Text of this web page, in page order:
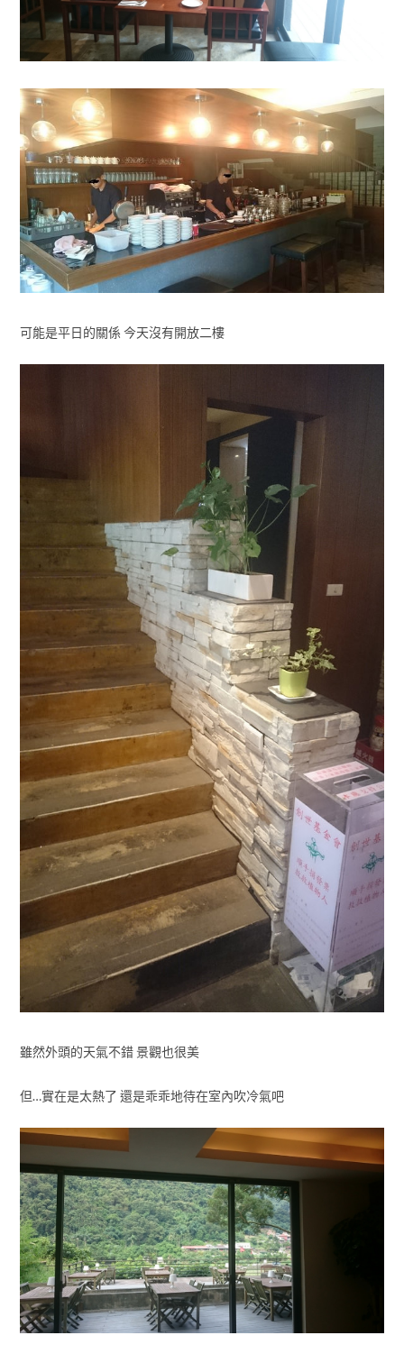
可能是平日的關係 今天沒有開放二樓
雖然外頭的天氣不錯 景觀也很美
但…實在是太熱了 還是乖乖地待在室內吹冷氣吧